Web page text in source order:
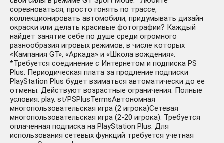
соревноваться, просто гонять по трассе,
коллекционировать автомобили, придумывать дизайн
окраски или делать красивые фотографии? Каждый
найдет занятие себе по душе среди огромного
разнообразия игровых режимов, в числе которых
«Кампания GT», «Аркада» и «Школа вождения».
*Требуется соединение с Интернетом и подписка PS
Plus. Периодическая плата за продление подписки
PlayStation Plus будет взиматься автоматически до ее
отмены. Действуют возрастные ограничения. Полные
условия: play. st/PSPlusTermsАвтономная
многопользовательская игра (2 игрока)Сетевая
многопользовательская игра (2-20 игрока). Требуется
оплаченная подписка на PlayStation Plus. Для
использования сетевых функций требуется учетная